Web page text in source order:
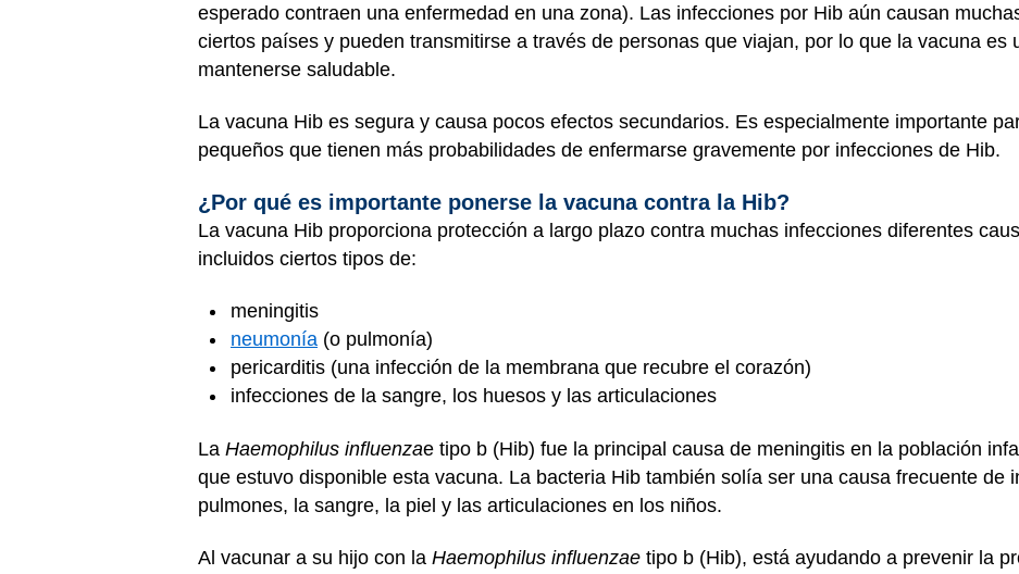
esperado contraen una enfermedad en una zona). Las infecciones por Hib aún causan
ciertos países y pueden transmitirse a través de personas que viajan, por lo que la vacuna es
mantenerse saludable.
La vacuna Hib es segura y causa pocos efectos secundarios. Es especialmente importante
pequeños que tienen más probabilidades de enfermarse gravemente por infecciones de Hib.
¿Por qué es importante ponerse la vacuna contra la Hib?
La vacuna Hib proporciona protección a largo plazo contra muchas infecciones diferentes
incluidos ciertos tipos de:
meningitis
neumonía (o pulmonía)
pericarditis (una infección de la membrana que recubre el corazón)
infecciones de la sangre, los huesos y las articulaciones
La Haemophilus influenzae tipo b (Hib) fue la principal causa de meningitis en la población
que estuvo disponible esta vacuna. La bacteria Hib también solía ser una causa frecuente de
pulmones, la sangre, la piel y las articulaciones en los niños.
Al vacunar a su hijo con la Haemophilus influenzae tipo b (Hib), está ayudando a prevenir la